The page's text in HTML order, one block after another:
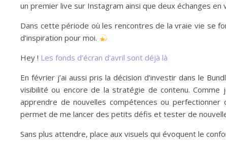
un premier live sur Instagram ainsi que deux échanges en
Dans cette période où les rencontres de la vraie vie se
d’inspiration pour moi.
Hey ! Les fonds d’écran d’avril sont déjà là
En février j’ai aussi pris la décision d’investir dans le
visibilité ou encore de la stratégie de contenu. Comme
apprendre de nouvelles compétences ou
permet de me lancer des petits défis et tester de
Sans plus attendre, place aux visuels qui évoquent le